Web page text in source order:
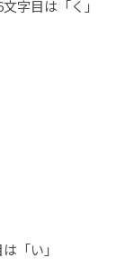
字目は「く」
「い」